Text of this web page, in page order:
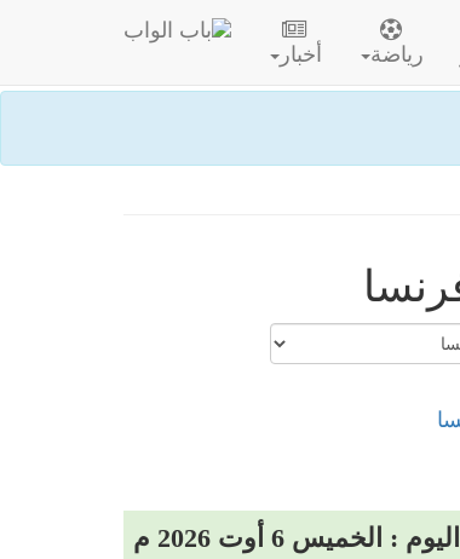
أخبار رياضة
اليوم : الخميس 6 أوت 2026 م